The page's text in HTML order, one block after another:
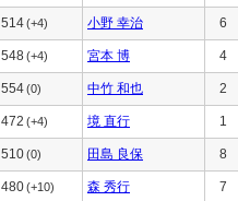
514(+4) 小野 幸治 6
548(+4) 宮本 博 4
554(0) 中竹 和也 2
472 (+4) 境 直行 1
510(0) 田島 良保 8
480(+10) 森 秀行 7